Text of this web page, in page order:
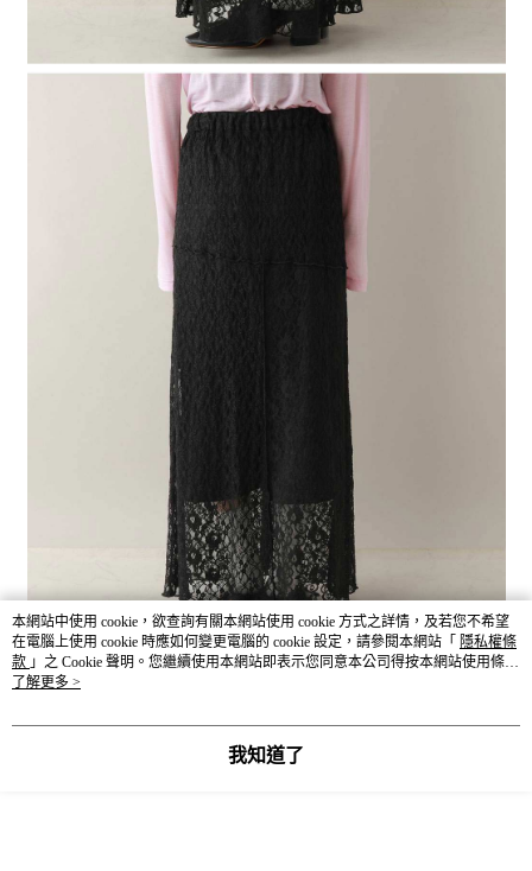
本網站中使用 cookie，欲查詢有關本網站使用 cookie 方式之詳情，及若您不希望
在電腦上使用 cookie 時應如何變更電腦的 cookie 設定，請參閱本網站「 隱私權條
款 」之 Cookie 聲明。您繼續使用本網站即表示您同意本公司得按本網站使用條款
之 Cookie 聲明使用 cookie。
了解更多 >
我知道了